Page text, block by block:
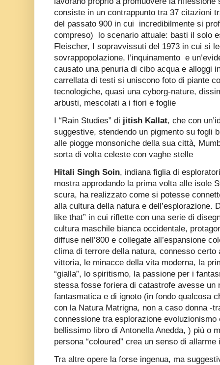
consiste in un contrappunto tra 37 citazioni
del passato 900 in cui
incredibilmente si
compreso)
lo scenario attuale: basti il solo
Fleischer, I sopravvissuti del 1973 in cui si
sovrappopolazione, l’inquinamento e
causato una penuria di cibo acqua e alloggi
carrellata di testi si uniscono foto di piante
tecnologiche, quasi una cyborg-nature,
arbusti, mescolati a i fiori e foglie
I “Rain Studies” di jitish Kallat, che con
suggestive, stendendo un pigmento su fogli
alle piogge monsoniche della sua città,
sorta di volta celeste con vaghe stelle
Hitali Singh Soin, indiana figlia di
mostra approdando la prima volta alle isole
scura, ha realizzato come si potesse
alla cultura della natura e dell’esplorazione.
like that” in cui riflette con una serie di
cultura maschile bianca occidentale,
diffuse nell’800 e collegate all’espansione
clima di terrore della natura, connesso certo
vittoria, le minacce della vita moderna, la
“gialla”, lo spiritismo, la passione per i
stessa fosse foriera di catastrofe avesse un
fantasmatica e di ignoto (in fondo qualcosa
con la Natura Matrigna, non a caso donna -
connessione tra esplorazione evoluzionismo
bellissimo libro di Antonella Anedda, ) più o
persona “coloured” crea un senso di
Tra altre opere la forse ingenua, ma